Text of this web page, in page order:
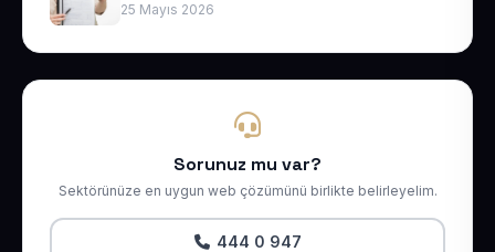
25 Mayıs 2026
Sorunuz mu var?
Sektörünüze en uygun web çözümünü birlikte belirleyelim.
444 0 947